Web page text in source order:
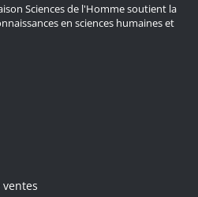
Sciences de l'Homme soutient la
en sciences humaines et